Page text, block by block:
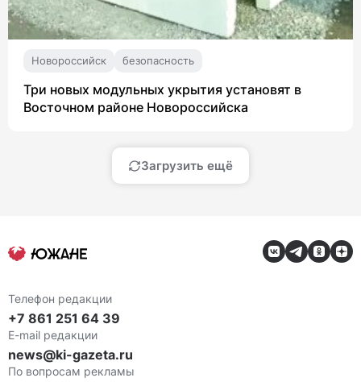
Новороссийск безопасность
Три новых модульных укрытия установят в
Восточном районе Новороссийска
Загрузить ещё
Телефон редакции
+7 861 251 64 39
E-mail редакции
news@ki-gazeta.ru
По вопросам рекламы